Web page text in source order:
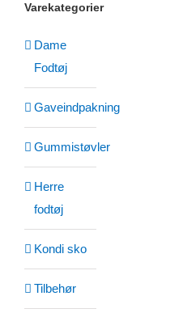
Varekategorier
Dame
Fodtøj
Gaveindpakning
Gummistøvler
Herre
fodtøj
Kondi sko
Tilbehør